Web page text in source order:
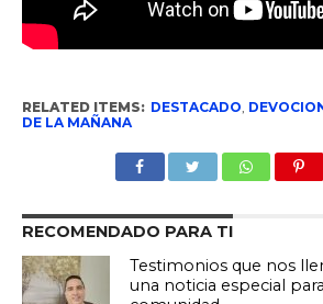
RELATED ITEMS: DESTACADO,
DE LA MAÑANA
RECOMENDADO PARA TI
Testimonios que nos
una noticia especial